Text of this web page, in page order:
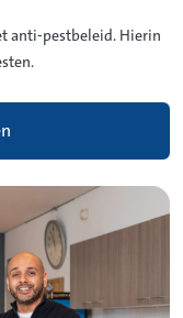
anti-pestbeleid. Hierin